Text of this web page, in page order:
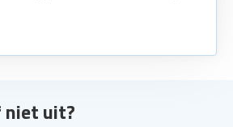
niet uit?